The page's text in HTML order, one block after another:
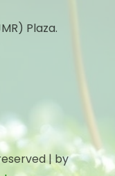
Plaza.
| by